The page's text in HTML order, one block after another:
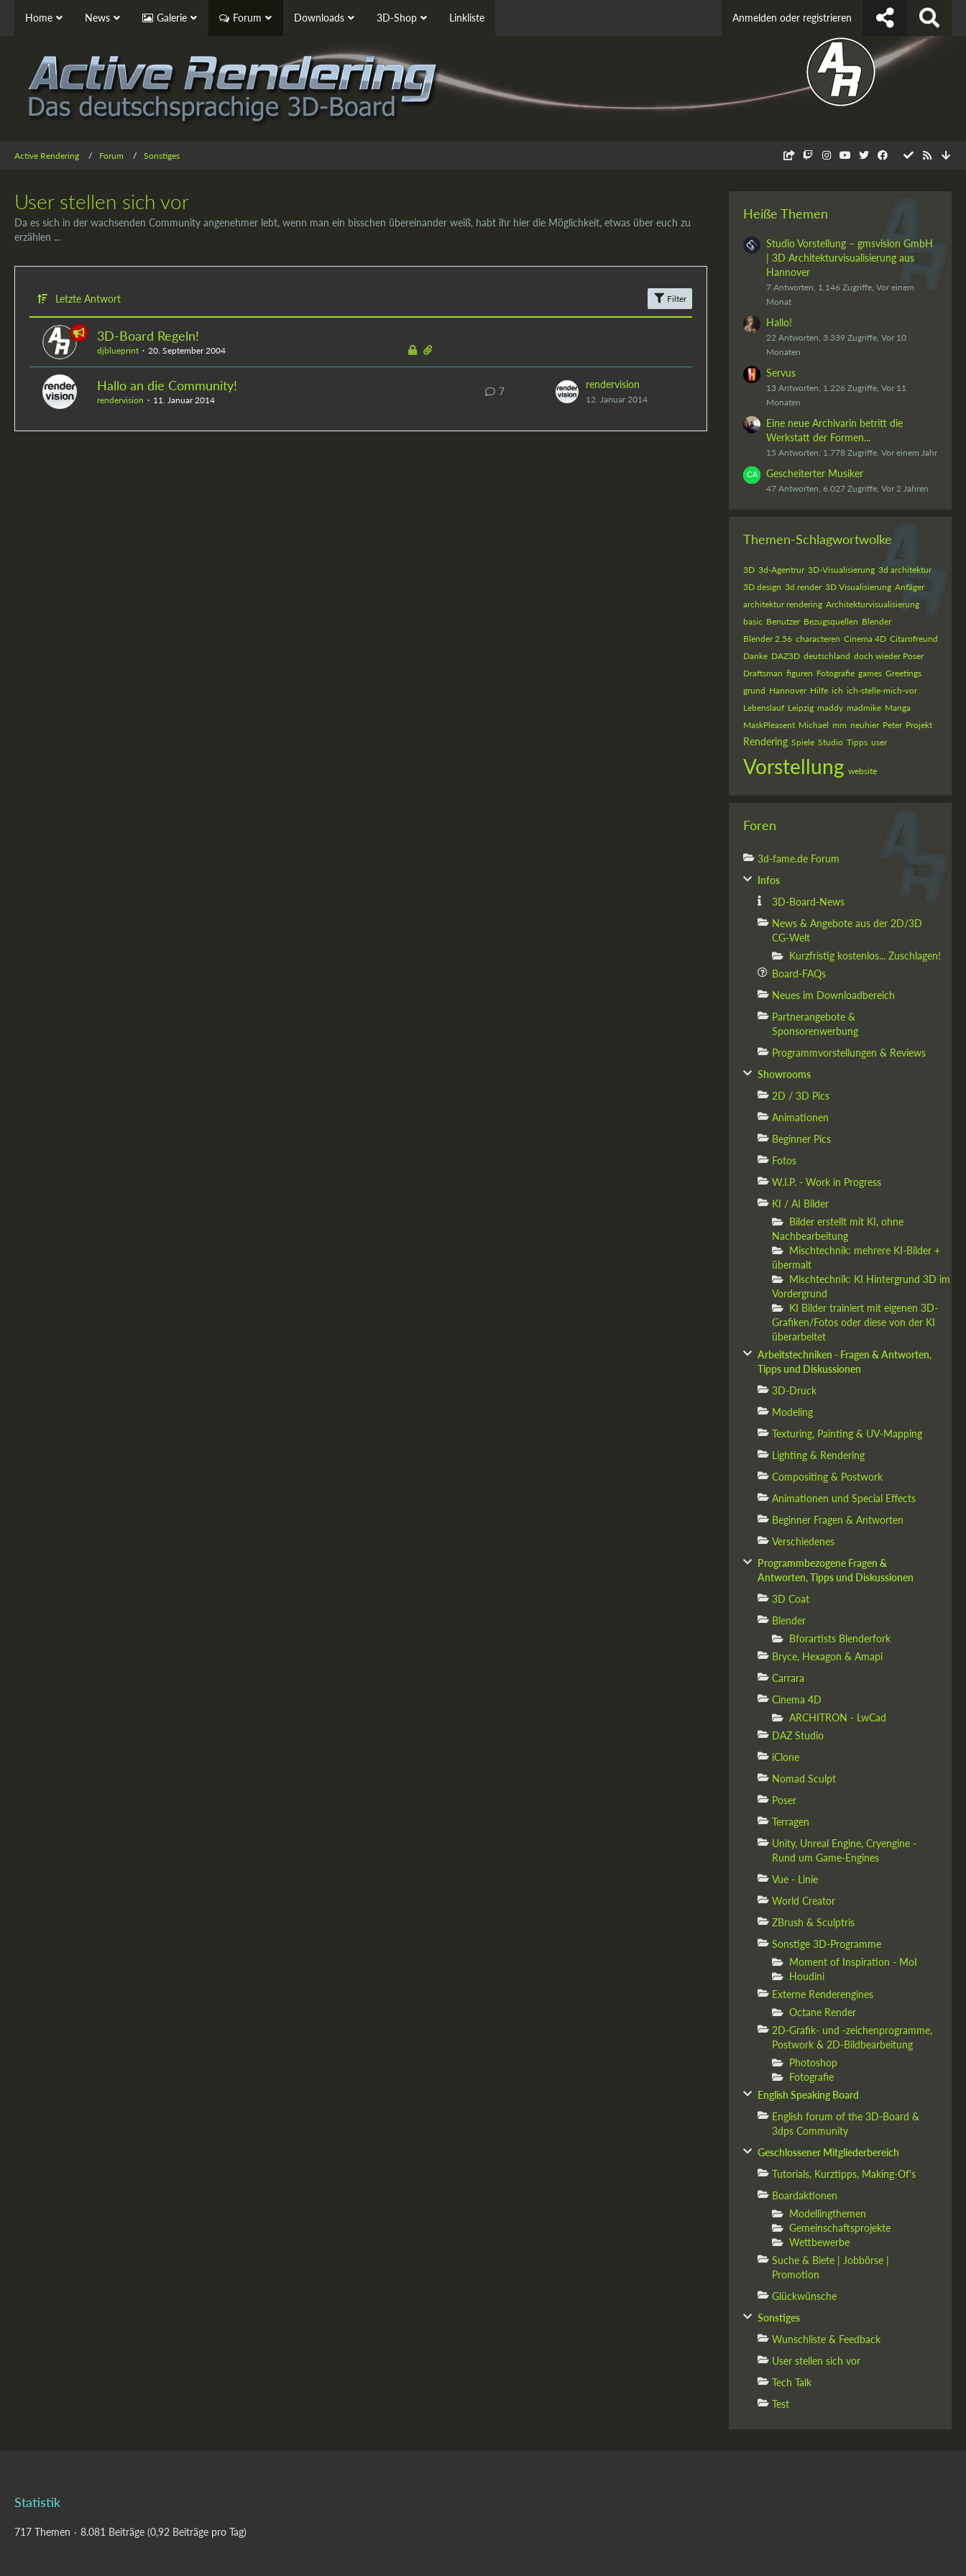
Home News Galerie Forum Downloads 3D-Shop Linkliste Anmelden oder registrieren
Active Rendering Forum Sonstiges
User stellen sich vor
Da es sich in der wachsenden Community angenehmer lebt, wenn man ein bisschen übereinander weiß, habt ihr hier die Möglichkeit, etwas über euch zu
erzählen ...
Letzte Antwort Filter
3D-Board Regeln!
djblueprint 20. September 2004
Hallo an die Community!
rendervision 11. Januar 2014
7
rendervision
12. Januar 2014
Heiße Themen
Studio Vorstellung – gmsvision GmbH
| 3D Architekturvisualisierung aus
Hannover
7 Antworten, 1.146 Zugriffe, Vor einem
Monat
Hallo!
22 Antworten, 3.339 Zugriffe, Vor 10
Monaten
Servus
13 Antworten, 1.226 Zugriffe, Vor 11
Monaten
Eine neue Archivarin betritt die
Werkstatt der Formen...
15 Antworten, 1.778 Zugriffe, Vor einem Jahr
Gescheiterter Musiker
47 Antworten, 6.027 Zugriffe, Vor 2 Jahren
Themen-Schlagwortwolke
3D 3d-Agentrur 3D-Visualisierung 3d architektur
3D design 3d render 3D Visualisierung Anfäger
architektur rendering Architekturvisualisierung
basic Benutzer Bezugsquellen Blender
Blender 2.56 characteren Cinema 4D Citarofreund
Danke DAZ3D deutschland doch wieder Poser
Draftsman figuren Fotografie games Greetings
grund Hannover Hilfe ich ich-stelle-mich-vor
Lebenslauf Leipzig maddy madmike Manga
MaskPleasent Michael mm neuhier Peter Projekt
Rendering Spiele Studio Tipps user
Vorstellung website
Foren
3d-fame.de Forum
Infos
3D-Board-News
News & Angebote aus der 2D/3D
CG-Welt
Kurzfristig kostenlos... Zuschlagen!
Board-FAQs
Neues im Downloadbereich
Partnerangebote &
Sponsorenwerbung
Programmvorstellungen & Reviews
Showrooms
2D / 3D Pics
Animationen
Beginner Pics
Fotos
W.I.P. - Work in Progress
KI / AI Bilder
Bilder erstellt mit KI, ohne
Nachbearbeitung
Mischtechnik: mehrere KI-Bilder +
übermalt
Mischtechnik: KI Hintergrund 3D im
Vordergrund
KI Bilder trainiert mit eigenen 3D-
Grafiken/Fotos oder diese von der KI
überarbeitet
Arbeitstechniken - Fragen & Antworten,
Tipps und Diskussionen
3D-Druck
Modeling
Texturing, Painting & UV-Mapping
Lighting & Rendering
Compositing & Postwork
Animationen und Special Effects
Beginner Fragen & Antworten
Verschiedenes
Programmbezogene Fragen &
Antworten, Tipps und Diskussionen
3D Coat
Blender
Bforartists Blenderfork
Bryce, Hexagon & Amapi
Carrara
Cinema 4D
ARCHITRON - LwCad
DAZ Studio
iClone
Nomad Sculpt
Poser
Terragen
Unity, Unreal Engine, Cryengine -
Rund um Game-Engines
Vue - Linie
World Creator
ZBrush & Sculptris
Sonstige 3D-Programme
Moment of Inspiration - MoI
Houdini
Externe Renderengines
Octane Render
2D-Grafik- und -zeichenprogramme,
Postwork & 2D-Bildbearbeitung
Photoshop
Fotografie
English Speaking Board
English forum of the 3D-Board &
3dps Community
Geschlossener Mitgliederbereich
Tutorials, Kurztipps, Making-Of's
Boardaktionen
Modellingthemen
Gemeinschaftsprojekte
Wettbewerbe
Suche & Biete | Jobbörse |
Promotion
Glückwünsche
Sonstiges
Wunschliste & Feedback
User stellen sich vor
Tech Talk
Test
Statistik
717 Themen 8.081 Beiträge (0,92 Beiträge pro Tag)